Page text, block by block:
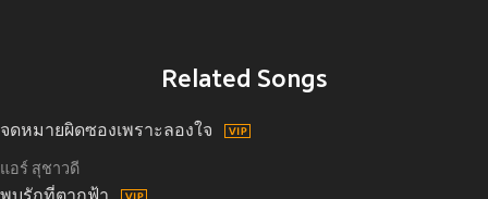
Related Songs
จดหมายผิดซองเพราะลองใจ
แอร์ สุชาวดี